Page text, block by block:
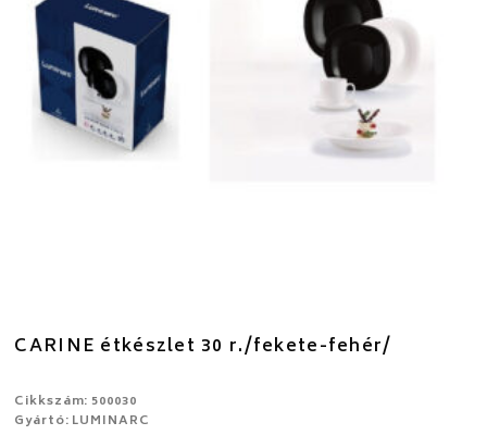
CARINE étkészlet 30 r./fekete-fehér/
Cikkszám: 500030
Gyártó: LUMINARC